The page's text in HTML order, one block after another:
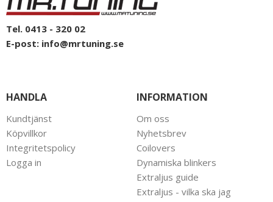
Tel. 0413 - 320 02
E-post: info@mrtuning.se
HANDLA
Kundtjänst
Köpvillkor
Integritetspolicy
Logga in
INFORMATION
Om oss
Nyhetsbrev
Coilovers
Dynamiska blinkers
Extraljus guide
Extraljus - vilka ska jag